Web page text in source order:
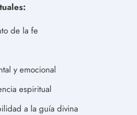
de la fe
y emocional
espiritual
a la guía divina